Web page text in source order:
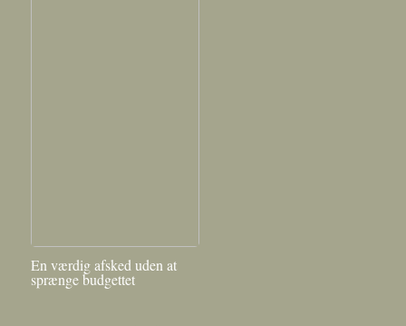
En værdig afsked uden at
sprænge budgettet